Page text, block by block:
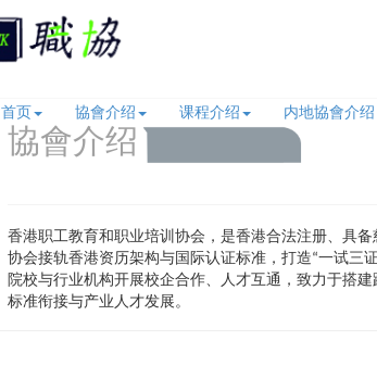
首页 協會介绍 课程介绍 内地協會介绍
協會介绍
香港职工教育和职业培训协会，是香港合法注册、具
协会接轨香港资历架构与国际认证标准，打造“一试三
院校与行业机构开展校企合作、人才互通，致力于搭
标准衔接与产业人才发展。